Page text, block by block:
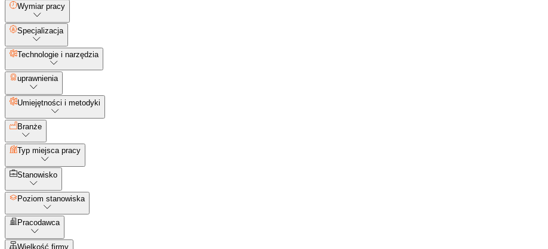
Wymiar pracy
Specjalizacja
Technologie i narzędzia
uprawnienia
Umiejętności i metodyki
Branże
Typ miejsca pracy
Stanowisko
Poziom stanowiska
Pracodawca
Wielkość firmy